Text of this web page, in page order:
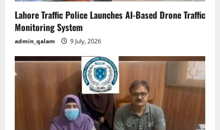
Lahore Traffic Police Launches AI-Based Drone Traffic
Monitoring System
admin_qalam 9 July, 2026